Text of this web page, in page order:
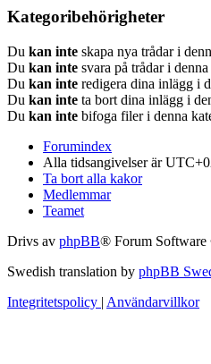
Kategoribehörigheter
Du kan inte skapa nya trådar i
Du kan inte svara på trådar i
Du kan inte redigera dina inlägg i
Du kan inte ta bort dina inlägg i
Du kan inte bifoga filer i denna
Forumindex
Alla tidsangivelser är
Ta bort alla kakor
Medlemmar
Teamet
Drivs av phpBB® Forum
Swedish translation by phpBB
Integritetspolicy | Användarvillkor